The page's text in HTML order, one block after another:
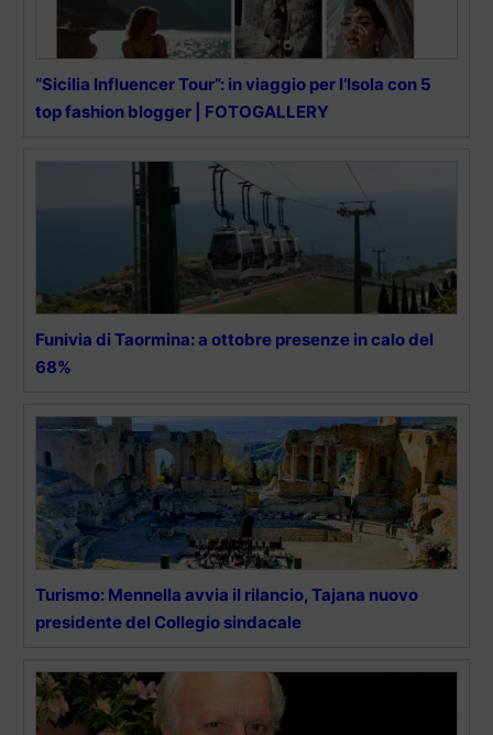
“Sicilia Influencer Tour”: in viaggio per l’Isola con 5
top fashion blogger | FOTOGALLERY
Funivia di Taormina: a ottobre presenze in calo del
68%
Turismo: Mennella avvia il rilancio, Tajana nuovo
presidente del Collegio sindacale